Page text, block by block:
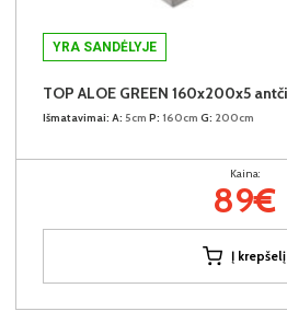
YRA SANDĖLYJE
Išmatavimai: A: 5cm P: 160cm G: 200cm
Kaina:
89€
Į krepšelį